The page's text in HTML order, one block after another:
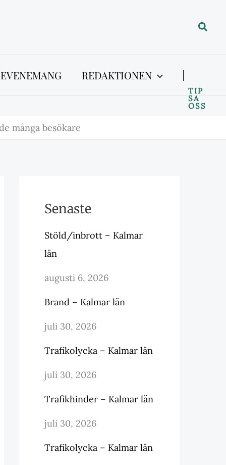
Sök
REDAKTIONEN
TIP
SA
OSS
många besökare
Senaste
Stöld/inbrott – Kalmar
län
augusti 6, 2026
Brand – Kalmar län
juli 30, 2026
Trafikolycka – Kalmar län
juli 30, 2026
Trafikhinder – Kalmar län
juli 30, 2026
Trafikolycka – Kalmar län